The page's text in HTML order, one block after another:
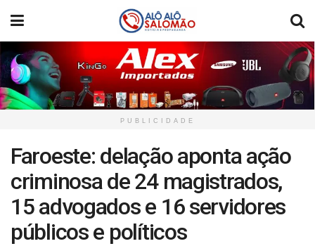
PUBLICIDADE
Faroeste: delação aponta ação
criminosa de 24 magistrados,
15 advogados e 16 servidores
públicos e políticos